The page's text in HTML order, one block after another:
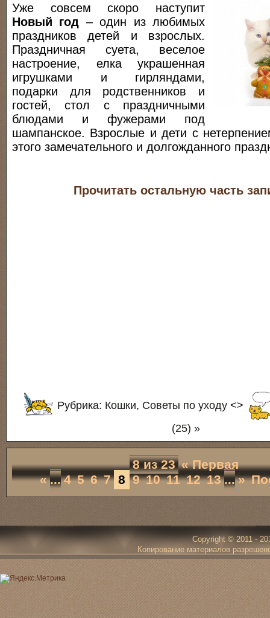
Уже совсем скоро наступит
Новый год – один из любимых
праздников детей и взрослых.
Праздничная суета, веселое
настроение, елка украшенная
игрушками и гирляндами,
подарки для родственников и
гостей, стол с праздничными
блюдами и фужерами под
шампанское. Взрослые и дети с
этого замечательного и долгожданного
Прочитать остальную часть
Рубрика: Кошки, Советы по уходу <>
(25) »
8 из 23 « Первая
« ... 4 5 6 7 8 9 10 11 12 13 ... »
Copyright © 2011 -
Копирование материалов